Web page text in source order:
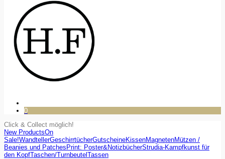
0
Click & Collect möglich!
New ProductsOn
Sale!WandtellerGeschirrtücherGutscheineKissenMagnetenMützen /
Beanies und Patches Print: Poster&NotizbücherStrudia-Kampfkunst für
den KopfTaschen/Turnbeutel Tassen